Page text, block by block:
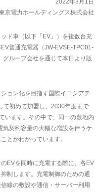
2022年3月1日
京電力ホールディングス株式会社
ド車（以下「EV」）を複数台充
普通充電器（JW-EVSE-TPC01-
ループ会社を通じて本日より販
ョン化を目指す国際イニシアテ
て初めて加盟し、2030年度まで
います。その中で、同一の敷地内
契約容量の大幅な増設を伴うケ
とがわかっています。
EVを同時に充電する際に、各EV
制します。充電制御のための通
線の敷設や通信・サーバー利用